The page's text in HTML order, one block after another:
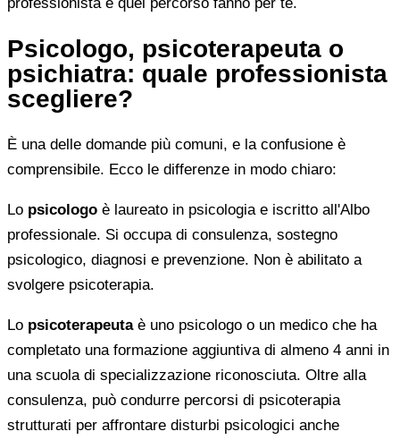
Psicologo, psicoterapeuta o
psichiatra: quale professionista
scegliere?
È una delle domande più comuni, e la confusione è
comprensibile. Ecco le differenze in modo chiaro:
Lo psicologo è laureato in psicologia e iscritto all'Albo
professionale. Si occupa di consulenza, sostegno
psicologico, diagnosi e prevenzione. Non è abilitato a
svolgere psicoterapia.
Lo psicoterapeutaè uno psicologo o un medico che ha
completato una formazione aggiuntiva di almeno 4 anni in
una scuola di specializzazione riconosciuta. Oltre alla
consulenza, può condurre percorsi di psicoterapia
strutturati per affrontare disturbi psicologici anche